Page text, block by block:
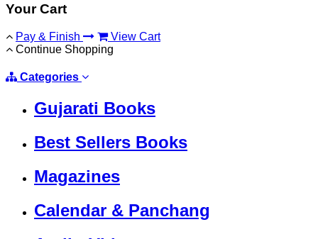
Your Cart
Pay & Finish
View Cart
Continue Shopping
Categories
Gujarati Books
Best Sellers Books
Magazines
Calendar & Panchang